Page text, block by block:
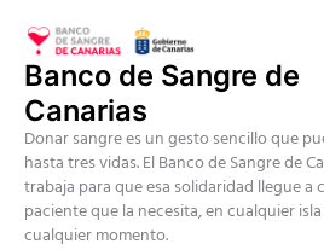
contenido
Banco de Sangre de
Canarias
Donar sangre es un gesto sencillo que
hasta tres vidas. El Banco de Sangre de
trabaja para que esa solidaridad llegue a
paciente que la necesita, en cualquier
cualquier momento.